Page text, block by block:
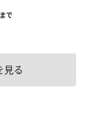
で
見る